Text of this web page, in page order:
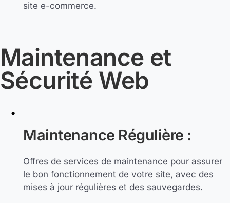
site e-commerce.
Maintenance et
Sécurité Web
Maintenance Régulière :
Offres de services de maintenance pour assurer
le bon fonctionnement de votre site, avec des
mises à jour régulières et des sauvegardes.